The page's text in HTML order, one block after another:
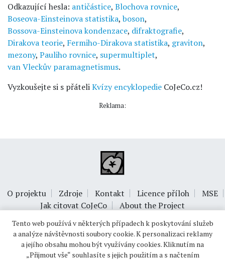
Odkazující hesla: antičástice, Blochova rovnice,
Boseova-Einsteinova statistika, boson,
Bossova-Einsteinova kondenzace, difraktografie,
Dirakova teorie, Fermiho-Dirakova statistika, graviton,
mezony, Pauliho rovnice, supermultiplet,
van Vleckův paramagnetismus.
Vyzkoušejte si s přáteliKvízy encyklopedie CoJeCo.cz!
Reklama:
O projektu Zdroje Kontakt Licence příloh
MSE
Jak citovat CoJeCo
About the Project
Tento web používá v některých případech k poskytování služeb
a analýze návštěvnosti soubory cookie. K personalizaci reklamy
a jejího obsahu mohou být využívány cookies. Kliknutím na
„Přijmout vše“ souhlasíte s jejich použitím a s načtením